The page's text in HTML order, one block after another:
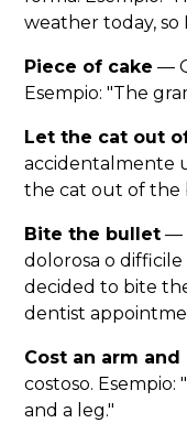
weather today, so
Piece of cake —
Esempio: "The
Let the cat out
accidentalmente
the cat out of the
Bite the bullet —
dolorosa o difficile
decided to bite
dentist
Cost an arm and
costoso.
and a leg."